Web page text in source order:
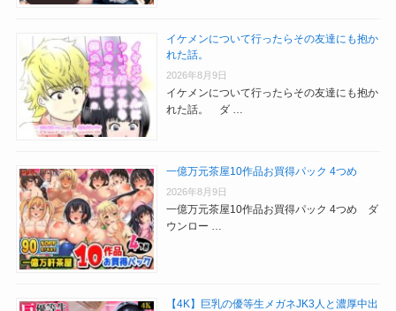
イケメンについて行ったらその友達にも抱か
れた話。
2026年8月9日
イケメンについて行ったらその友達にも抱か
れた話。 ダ …
一億万元茶屋10作品お買得パック 4つめ
2026年8月9日
一億万元茶屋10作品お買得パック 4つめ ダ
ウンロー …
【4K】巨乳の優等生メガネJK3人と濃厚中出